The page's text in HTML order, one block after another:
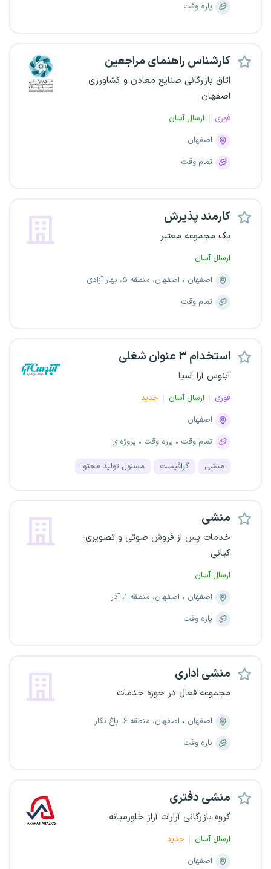
پاره وقت
کارشناس راهنمای مراجعین
اتاق بازرگانی صنایع معادن و کشاورزی
اصفهان
فوری
ارسال آسان
اصفهان
تمام وقت
کارمند پذیرش
یک مجموعه معتبر
ارسال آسان
اصفهان
اصفهان، منطقه ۵، بهار آزادی
تمام وقت
استخدام ۳ عنوان شغلی
آبنوس آرا آسیا
فوری ارسال آسان
جدید
اصفهان
تمام وقت
پاره وقت پروژه‌ای
منشی گرافیست مسئول تولید محتوا
منشی
خدمات پس از فروش صوتی و تصویری-
کیانی
ارسال آسان
اصفهان
اصفهان، منطقه ۱، آذر
پاره وقت
منشی اداری
مجموعه فعال در حوزه خدمات
اصفهان
اصفهان، منطقه ۶، باغ نگار
پاره وقت
منشی دفتری
گروه بازرگانی آرارات آراز خاورمیانه
ارسال آسان
جدید
اصفهان